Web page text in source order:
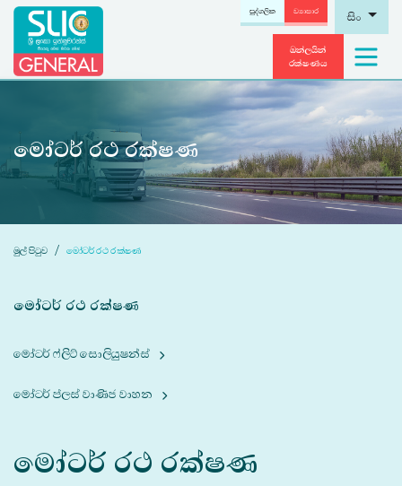
පුද්ගලික ව්‍යාපාර සිං
ඔන්ලයින්
රක්ෂණය
මෝටර් රථ රක්ෂණ
මුල් පිටුව මෝටර් රථ රක්ෂණ
මෝටර් රථ රක්ෂණ
මෝටර් ෆ්ලීට් සොලියුෂන්ස්
මෝටර් ප්ලස් වාණිජ වාහන
මෝටර් රථ රක්ෂණ